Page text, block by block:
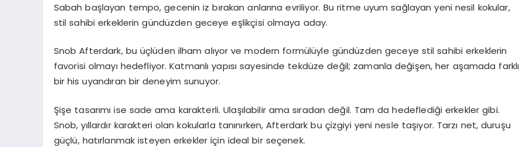
Sabah başlayan tempo, gecenin iz bırakan anlarına evriliyor. Bu ritme uyum sağlayan yeni nesil kokular,
stil sahibi erkeklerin gündüzden geceye eşlikçisi olmaya aday.
Snob Afterdark, bu üçlüden ilham alıyor ve modern formülüyle gündüzden geceye stil sahibi erkeklerin
favorisi olmayı hedefliyor. Katmanlı yapısı sayesinde tekdüze değil; zamanla değişen, her aşamada farklı
bir his uyandıran bir deneyim sunuyor.
Şişe tasarımı ise sade ama karakterli. Ulaşılabilir ama sıradan değil. Tam da hedeflediği erkekler gibi.
Snob, yıllardır karakteri olan kokularla tanınırken, Afterdark bu çizgiyi yeni nesle taşıyor. Tarzı net, duruşu
güçlü, hatırlanmak isteyen erkekler için ideal bir seçenek.